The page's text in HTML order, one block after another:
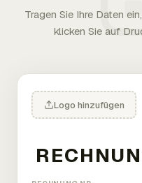
Tragen Sie Ihre Daten
klicken Sie auf
Logo hinzufügen